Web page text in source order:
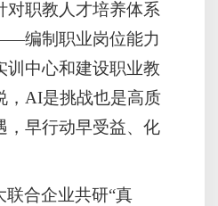
对职教人才培养体系
编制职业岗位能力
训中心和建设职业教
，AI是挑战也是高质
，早行动早受益、化
联合企业共研“真